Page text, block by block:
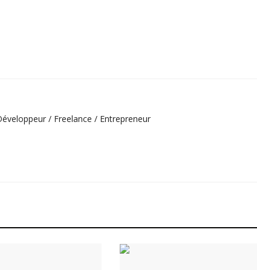
/ Freelance / Entrepreneur